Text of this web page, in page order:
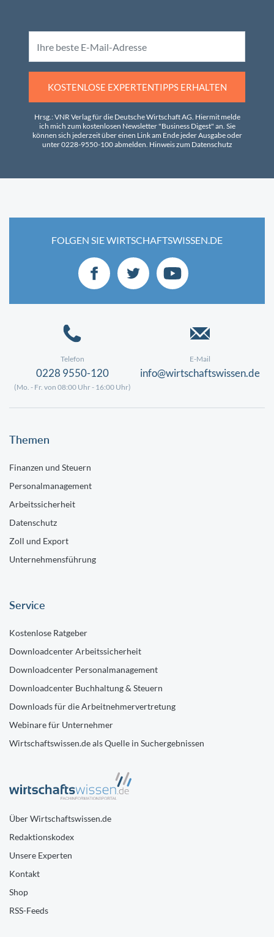
KOSTENLOSE EXPERTENTIPPS ERHALTEN
Hrsg.: VNR Verlag für die Deutsche Wirtschaft AG. Hiermit melde
ich mich zum kostenlosen Newsletter "Business Digest" an. Sie
können sich jederzeit über einen Link am Ende jeder Ausgabe oder
unter 0228-9550-100 abmelden. Hinweis zum Datenschutz
FOLGEN SIE WIRTSCHAFTSWISSEN.DE
Telefon
0228 9550-120
(Mo. - Fr. von 08:00 Uhr - 16:00 Uhr)
E-Mail
info@wirtschaftswissen.de
Themen
Finanzen und Steuern
Personalmanagement
Arbeitssicherheit
Datenschutz
Zoll und Export
Unternehmensführung
Service
Kostenlose Ratgeber
Downloadcenter Arbeitssicherheit
Downloadcenter Personalmanagement
Downloadcenter Buchhaltung & Steuern
Downloads für die Arbeitnehmervertretung
Webinare für Unternehmer
Wirtschaftswissen.de als Quelle in Suchergebnissen
Über Wirtschaftswissen.de
Redaktionskodex
Unsere Experten
Kontakt
Shop
RSS-Feeds